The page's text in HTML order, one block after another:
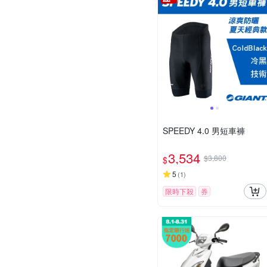
SPEEDY 4.0 男短車褲
$3,534 $3,800
5 (1)
限時下殺 券